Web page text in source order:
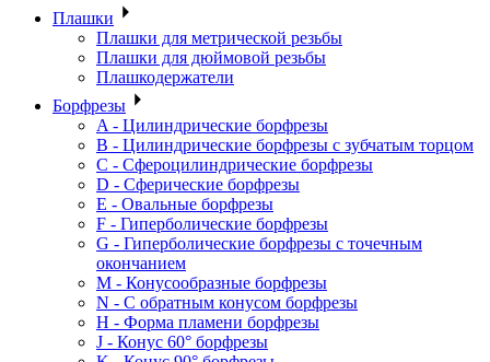
Плашки
Плашки для метрической резьбы
Плашки для дюймовой резьбы
Плашкодержатели
Борфрезы
A - Цилиндрические борфрезы
B - Цилиндрические борфрезы с зубчатым торцом
C - Сфероцилиндрические борфрезы
D - Сферические борфрезы
E - Овальные борфрезы
F - Гиперболические борфрезы
G - Гиперболические борфрезы с точечным
окончанием
M - Конусообразные борфрезы
N - С обратным конусом борфрезы
H - Форма пламени борфрезы
J - Конус 60° борфрезы